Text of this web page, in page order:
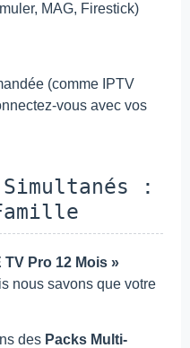
MAG, Firestick)
(comme IPTV
vous avec vos
:
TV Pro 12 Mois »
nous savons que votre
des Packs Multi-